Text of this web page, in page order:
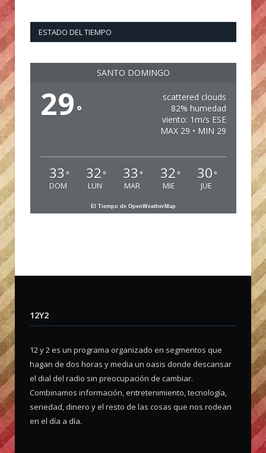
ESTADO DEL TIEMPO
SANTO DOMINGO
29 °
scattered clouds
82% humedad
viento: 1m/s ESE
MAX 29 • MIN 29
33 °
DOM
32 °
LUN
33 °
MAR
32 °
MIE
30 °
JUE
El Tiempo de OpenWeatherMap
12Y2
12 y 2 es un programa organizado en segmentos que
hagan de dos horas y media un oasis donde descansar
el dial del radio sin preocupación de cambiar.
Combinamos información, entretenimiento, tecnología,
seriedad, dinero y el resto de las cosas que nos rodean
en el día a día.